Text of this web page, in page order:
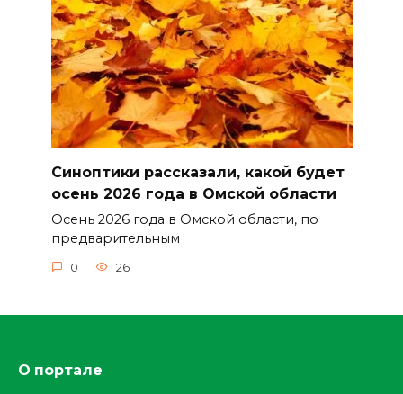
Синоптики рассказали, какой будет
осень 2026 года в Омской области
Осень 2026 года в Омской области, по
предварительным
0 26
О портале